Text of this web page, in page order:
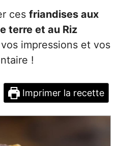
ces friandises aux
terre et au Riz
impressions et vos
!
Imprimer la recette